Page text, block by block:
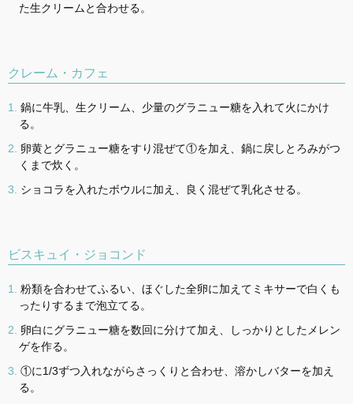
た生クリームと合わせる。
クレーム・カフェ
鍋に牛乳、生クリーム、少量のグラニュー糖を入れて火にかけ
る。
卵黄とグラニュー糖をすり混ぜて①を加え、鍋に戻しとろみがつ
くまで炊く。
ショコラを入れたボウルに加え、良く混ぜて乳化させる。
ビスキュイ・ジョコンド
粉類を合わせてふるい、ほぐした全卵に加えてミキサーで白くも
ったりするまで泡立てる。
卵白にグラニュー糖を数回に分けて加え、しっかりとしたメレン
ゲを作る。
①に1/3ずつ入れながらさっくりと合わせ、溶かしバターを加え
る。